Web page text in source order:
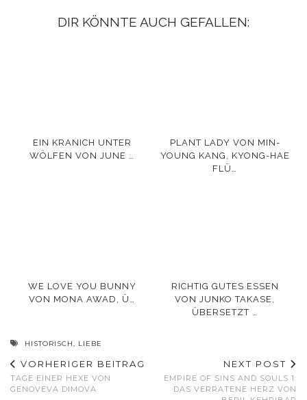
DIR KÖNNTE AUCH GEFALLEN:
EIN KRANICH UNTER
WÖLFEN VON JUNE …
PLANT LADY VON MIN-
YOUNG KANG, KYONG-HAE
FLÜ…
WE LOVE YOU BUNNY
VON MONA AWAD, Ü…
RICHTIG GUTES ESSEN
VON JUNKO TAKASE,
ÜBERSETZT …
HISTORISCH, LIEBE
VORHERIGER BEITRAG
TAGE EINER HEXE VON
GENOVEVA DIMOVA
NEXT POST
EMPIRE OF SINS AND SOULS 1:
DAS VERRATENE HERZ VON